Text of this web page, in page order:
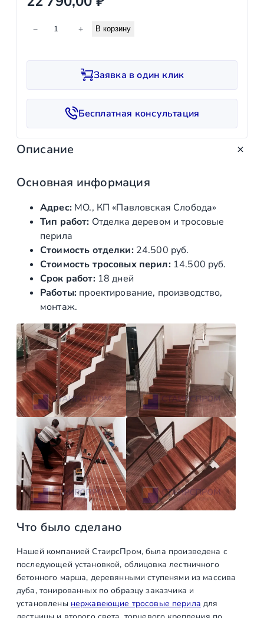
е
в
о
о
а
р
Т
р
о
с
в
ы
е
н
е
р
а
ю
щ
и
е
г
р
а
ж
д
е
− + В корзину
Заявка в один клик
Бесплатная консультация
Описание
Основная информация
Адрес:МО., КП «Павловская Слобода»
Тип работ: Отделка деревом и тросовые
перила
Стоимость отделки:24.500 руб.
Стоимость тросовых перил:14.500 руб.
Срок работ:18 дней
Работы: проектирование, производство,
монтаж.
Что было сделано
Нашей компанией СтаирсПром, была произведена с
последующей установкой, облицовка лестничного
бетонного марша, деревянными ступенями из массива
дуба, тонированных по образцу заказчика и
установлены нержавеющие тросовые перила для